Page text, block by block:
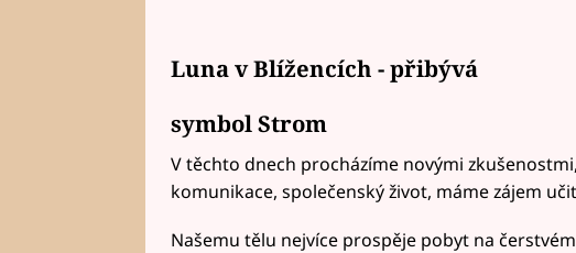
Luna v Blížencích - přibývá
symbol Strom
V těchto dnech procházíme novými
komunikace, společenský život, máme zájem
Našemu tělu nejvíce prospěje pobyt na